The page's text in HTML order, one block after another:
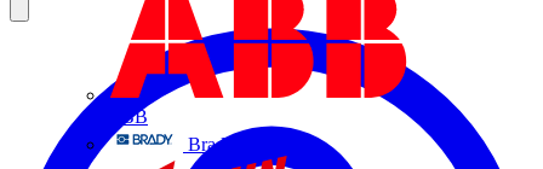
ABB
Brady